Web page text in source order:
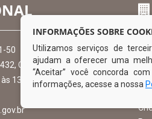
50
Centro - CEP: 56-580-000
13:00hs
O
INFORMAÇÕES SOBRE
Utilizamos serviços de
ajudam a oferecer uma
“Aceitar” você concorda
informações, acesse a nossa